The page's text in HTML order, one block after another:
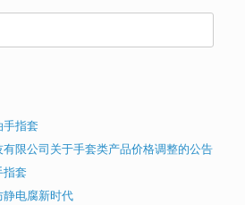
指套
限公司关于手套类产品价格调整的公告
套
电腐新时代